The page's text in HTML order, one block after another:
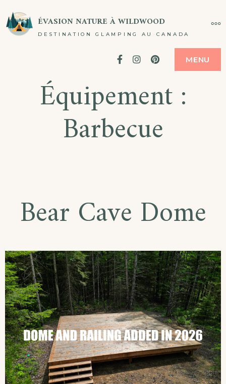
ÉVASION NATURE À WILDWOOD
DESTINATION GLAMPING AU CANADA
FacebookInstagram
Pinterest
MENU
Équipement :
Barbecue
Bear Cave Dome